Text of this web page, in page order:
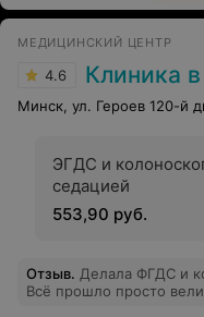
доброжелательное и
достижений Вам в таком
МЕДИЦИНСКИЙ ЦЕНТР
4.6 Клиника
Минск, ул. Героев 120-й
ЭГДС и
седацией
553,90 руб.
Отзыв. Делала ФГДС и
Всё прошло просто